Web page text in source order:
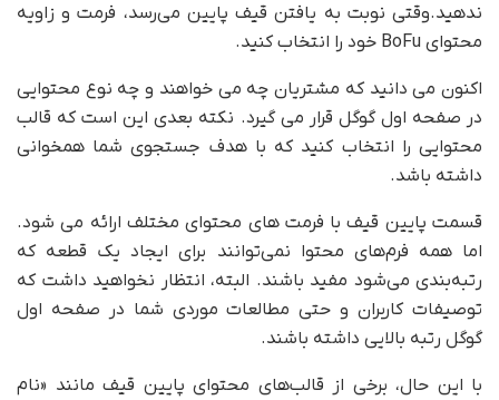
ندهید.وقتی نوبت به یافتن قیف پایین می‌رسد، فرمت و زاویه
محتوای BoFu خود را انتخاب کنید.
اکنون می دانید که مشتریان چه می خواهند و چه نوع محتوایی
در صفحه اول گوگل قرار می گیرد. نکته بعدی این است که قالب
محتوایی را انتخاب کنید که با هدف جستجوی شما همخوانی
داشته باشد.
قسمت پایین قیف با فرمت های محتوای مختلف ارائه می شود.
اما همه فرم‌های محتوا نمی‌توانند برای ایجاد یک قطعه که
رتبه‌بندی می‌شود مفید باشند. البته، انتظار نخواهید داشت که
توصیفات کاربران و حتی مطالعات موردی شما در صفحه اول
گوگل رتبه بالایی داشته باشند.
با این حال، برخی از قالب‌های محتوای پایین قیف مانند «نام